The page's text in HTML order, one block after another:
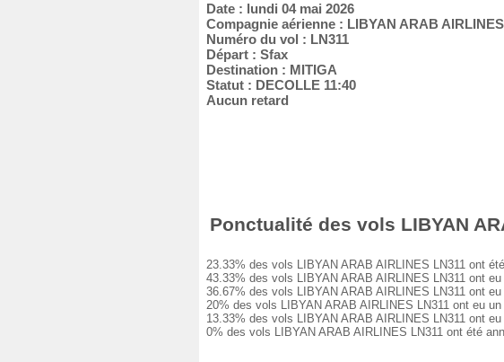
Date : lundi 04 mai 2026
Compagnie aérienne : LIBYAN ARAB AIRLINES
Numéro du vol : LN311
Départ : Sfax
Destination : MITIGA
Statut : DECOLLE 11:40
Aucun retard
Ponctualité des vols LIBYAN
23.33% des vols LIBYAN ARAB AIRLINES LN311 ont
43.33% des vols LIBYAN ARAB AIRLINES LN311 ont
36.67% des vols LIBYAN ARAB AIRLINES LN311 ont
20% des vols LIBYAN ARAB AIRLINES LN311 ont eu
13.33% des vols LIBYAN ARAB AIRLINES LN311 ont
0% des vols LIBYAN ARAB AIRLINES LN311 ont été